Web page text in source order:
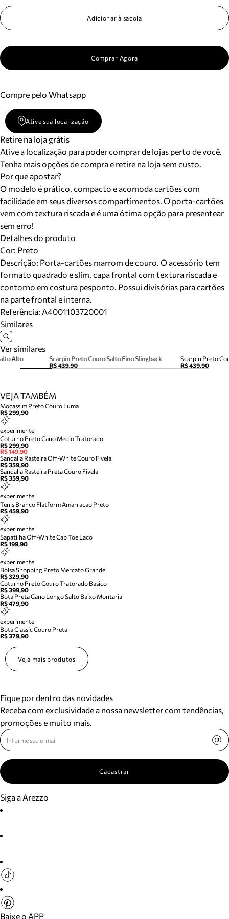
Adicionar à sacola
Comprar Agora
Compre pelo Whatsapp
Ative sua localização
Retire na loja grátis
Ative a localização para poder comprar de lojas perto de você.
Tenha mais opções de compra e retire na loja sem custo.
Por que apostar?
O modelo é prático, compacto e acomoda cartões com
facilidade em seus diversos compartimentos. O porta-cartões
vem com textura riscada e é uma ótima opção para presentear
sem erro!
Detalhes do produto
Cor: Preto
Descrição: Porta-cartões marrom de couro. O acessório tem
formato quadrado e slim, capa frontal com textura riscada e
contorno em costura pesponto. Possui divisórias para cartões
na parte frontal e interna.
Referência: A4001103720001
Similares
Ver similares
Scarpin Preto Couro Salto Fino Slingback
R$ 439,90
Scarpin Preto
R$ 439,90
Alto
VEJA TAMBÉM
Mocassim Preto Couro Luma
R$ 299,90
experimente
Coturno Preto Cano Medio Tratorado
R$ 299,90
R$ 149,90
Sandalia Rasteira Off-White Couro Fivela
R$ 359,90
Sandalia Rasteira Preta Couro Fivela
R$ 359,90
experimente
Tenis Branco Flatform Amarracao Preto
R$ 459,90
experimente
Sapatilha Off-White Cap Toe Laco
R$ 199,90
experimente
Bolsa Shopping Preto Mercato Grande
R$ 329,90
Coturno Preto Couro Tratorado Basico
R$ 399,90
Bota Preta Cano Longo Salto Baixo Montaria
R$ 479,90
experimente
Bota Classic Couro Preta
R$ 379,90
Veja mais produtos
Fique por dentro das novidades
Receba com exclusividade a nossa newsletter com tendências,
promoções e muito mais.
Cadastrar
Siga a Arezzo
Baixe o APP